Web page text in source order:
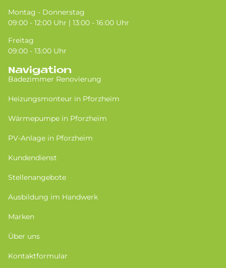
Montag - Donnerstag
09:00 - 12:00 Uhr | 13:00 - 16:00 Uhr
Freitag
09:00 - 13:00 Uhr
Navigation
Badezimmer Renovierung
Heizungsmonteur in Pforzheim
Wärmepumpe in Pforzheim
PV-Anlage in Pforzheim
Kundendienst
Stellenangebote
Ausbildung im Handwerk
Marken
Über uns
Kontaktformular